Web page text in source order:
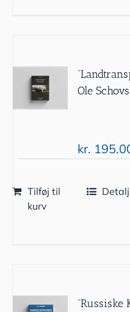
Ole
kr.
Tilføj til
kurv
“Russiske